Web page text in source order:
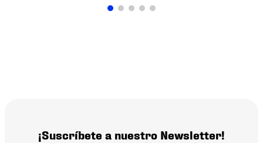
¡Suscríbete a nuestro Newsletter!